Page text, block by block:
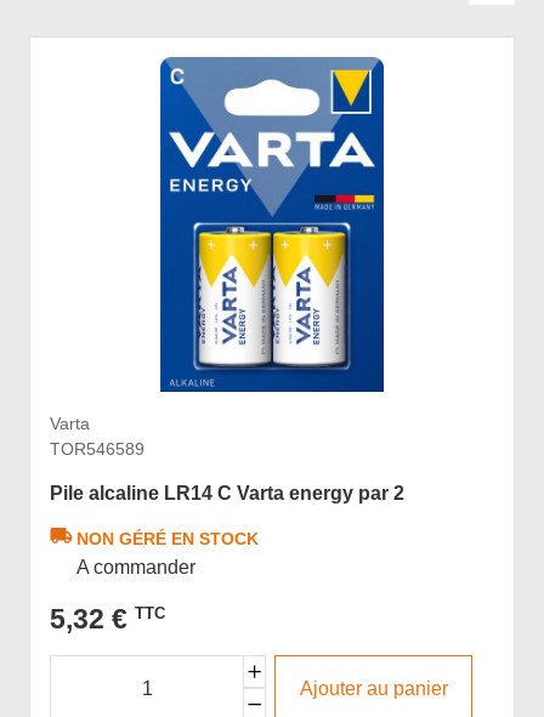
Varta
TOR546589
Pile alcaline LR14 C Varta energy par 2
NON GÉRÉ EN STOCK
A commander
5,32 € TTC
Ajouter au panier